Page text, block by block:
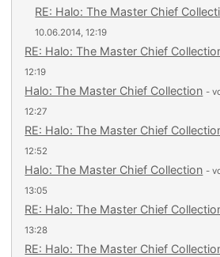
RE: Halo: The Master Chief
10.06.2014, 12:19
RE: Halo: The Master Chief
12:19
Halo: The Master Chief Collection -
12:27
RE: Halo: The Master Chief
12:52
Halo: The Master Chief Collection -
13:05
RE: Halo: The Master Chief
13:28
RE: Halo: The Master Chief